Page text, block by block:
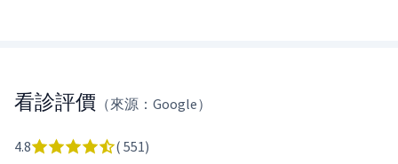
看診評價 （來源：Google）
4.8 ( 551)